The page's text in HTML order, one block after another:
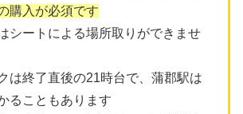
購入が必須です
シートによる場所取りができませ
は終了直後の21時台で、蒲郡駅は
ることもあります